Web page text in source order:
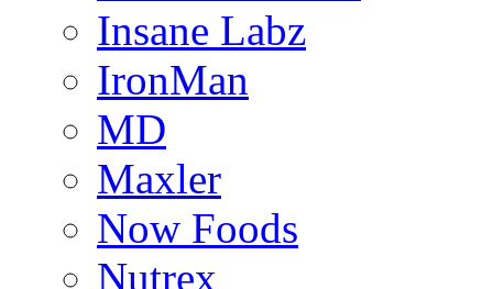
Insane Labz
IronMan
MD
Maxler
Now Foods
Nutrex